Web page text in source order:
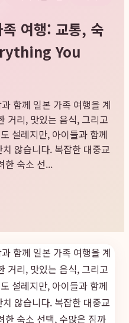
여행: 교통, 숙
You
함께 일본 가족 여행을 계
거리, 맛있는 음식, 그리고
설레지만, 아이들과 함께
않습니다. 복잡한 대중교
한 숙소 선...
함께 일본 가족 여행을 계
거리, 맛있는 음식, 그리고
설레지만, 아이들과 함께
않습니다. 복잡한 대중교
한 숙소 선택, 수많은 짐까